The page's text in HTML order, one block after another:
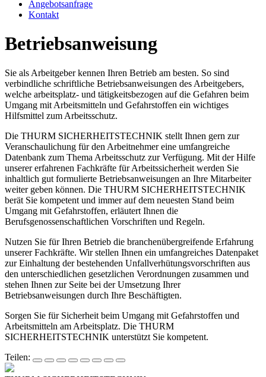
Angebotsanfrage
Kontakt
Betriebsanweisung
Sie als Arbeitgeber kennen Ihren Betrieb am besten. So sind
verbindliche schriftliche Betriebsanweisungen des Arbeitgebers,
welche arbeitsplatz- und tätigkeitsbezogen auf die Gefahren beim
Umgang mit Arbeitsmitteln und Gefahrstoffen ein wichtiges
Hilfsmittel zum Arbeitsschutz.
Die THURM SICHERHEITSTECHNIK stellt Ihnen gern zur
Veranschaulichung für den Arbeitnehmer eine umfangreiche
Datenbank zum Thema Arbeitsschutz zur Verfügung. Mit der Hilfe
unserer erfahrenen Fachkräfte für Arbeitssicherheit werden Sie
inhaltlich gut formulierte Betriebsanweisungen an Ihre Mitarbeiter
weiter geben können. Die THURM SICHERHEITSTECHNIK
berät Sie kompetent und immer auf dem neuesten Stand beim
Umgang mit Gefahrstoffen, erläutert Ihnen die
Berufsgenossenschaftlichen Vorschriften und Regeln.
Nutzen Sie für Ihren Betrieb die branchenübergreifende Erfahrung
unserer Fachkräfte. Wir stellen Ihnen ein umfangreiches Datenpaket
zur Einhaltung der bestehenden Unfallverhütungsvorschriften aus
den unterschiedlichen gesetzlichen Verordnungen zusammen und
stehen Ihnen zur Seite bei der Umsetzung Ihrer
Betriebsanweisungen durch Ihre Beschäftigten.
Sorgen Sie für Sicherheit beim Umgang mit Gefahrstoffen und
Arbeitsmitteln am Arbeitsplatz. Die THURM
SICHERHEITSTECHNIK unterstützt Sie kompetent.
Teilen: